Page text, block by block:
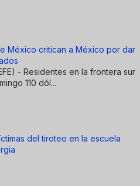
México critican a México por dar
- Residentes en la frontera sur
110 dól...
del tiroteo en la escuela